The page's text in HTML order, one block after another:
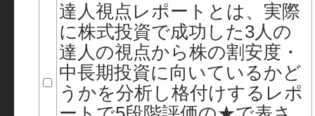
達人視点レポートとは、実際
に株式投資で成功した3人の
達人の視点から株の割安度・
中長期投資に向いているかど
うかを分析し格付けするレポ